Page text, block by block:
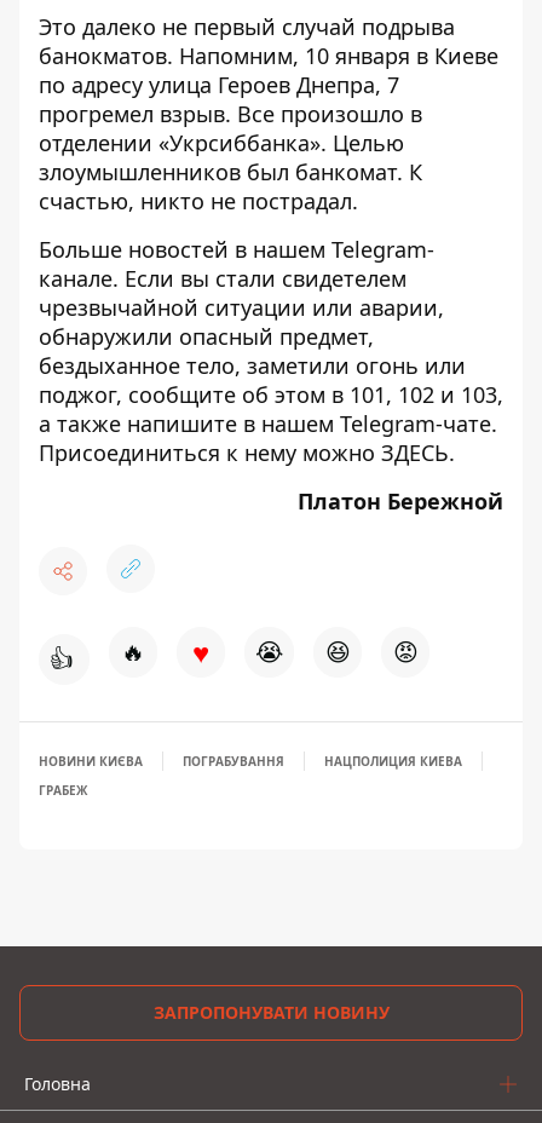
Это далеко не первый случай подрыва
банокматов. Напомним, 10 января в Киеве
по адресу улица Героев Днепра, 7
прогремел взрыв. Все произошло в
отделении «Укрсиббанка». Целью
злоумышленников был банкомат. К
счастью, никто не пострадал.
Больше новостей в нашем Telegram-
канале. Если вы стали свидетелем
чрезвычайной ситуации или аварии,
обнаружили опасный предмет,
бездыханное тело, заметили огонь или
поджог, сообщите об этом в 101, 102 и 103,
а также напишите в нашем Telegram-чате.
Присоединиться к нему можно ЗДЕСЬ.
Платон Бережной
👍 🔥 ♥ 😭 😆 😡
НОВИНИ КИЄВА ПОГРАБУВАННЯ
НАЦПОЛИЦИЯ КИЕВА
ГРАБЕЖ
ЗАПРОПОНУВАТИ НОВИНУ
Головна